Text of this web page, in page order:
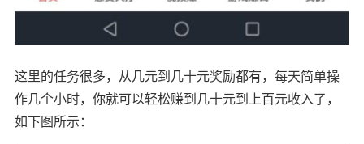
这里的任务很多，从几元到几十元奖励都有，每天简单操
作几个小时，你就可以轻松赚到几十元到上百元收入了，
如下图所示：